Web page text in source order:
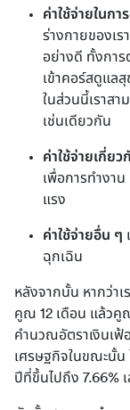
ค่าใช้จ่ายในก
ร่างกายของเ
อย่างดี ทั้งการ
เข้าคอร์สดูแล
ในส่วนนี้เราสา
เช่นเดียวกัน
ค่าใช้จ่ายเกี่ยว
เพื่อการทำงา
แรง
ค่าใช้จ่ายอื่น ๆ
ฉุกเฉิน
หลังจากนั้น หากว่าเ
คูณ 12 เดือน แล้วคู
คำนวณอัตราเงินเฟ้
เศรษฐกิจในขณะนั้น
ปีที่ขึ้นไปถึง 7.66%